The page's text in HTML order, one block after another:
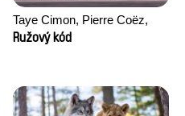
Taye Cimon, Pierre Coëz,
Julie Groux, Sandra Leydier,
Ružový kód